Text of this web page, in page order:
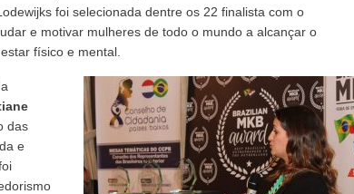
foi selecionada dentre os 22 finalista com o
e motivar mulheres de todo o mundo a alcançar o
físico e mental.
das
e